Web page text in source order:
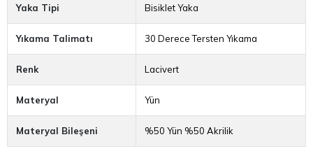
Yaka Tipi Bisiklet Yaka
Yıkama Talimatı 30 Derece Tersten Yıkama
Renk Lacivert
Materyal Yün
Materyal Bileşeni %50 Yün %50 Akrilik